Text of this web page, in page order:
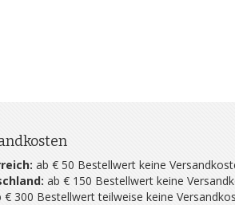
ab € 50 Bestellwert keine
ab € 150 Bestellwert keine
€ 300 Bestellwert teilweise keine